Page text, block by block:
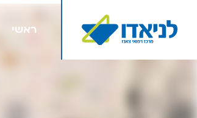
ראשי